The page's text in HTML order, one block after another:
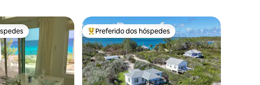
dos hóspedes Entre os melhores preferidos dos hóspedes
Preferido dos hóspedes